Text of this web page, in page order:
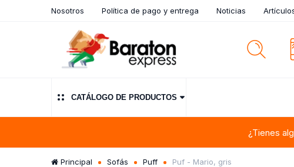
Nosotros Política de pago y entrega Noticias
CATÁLOGO DE PRODUCTOS
¿Tienes
Principal Sofás Puff Puf - Mario, gris